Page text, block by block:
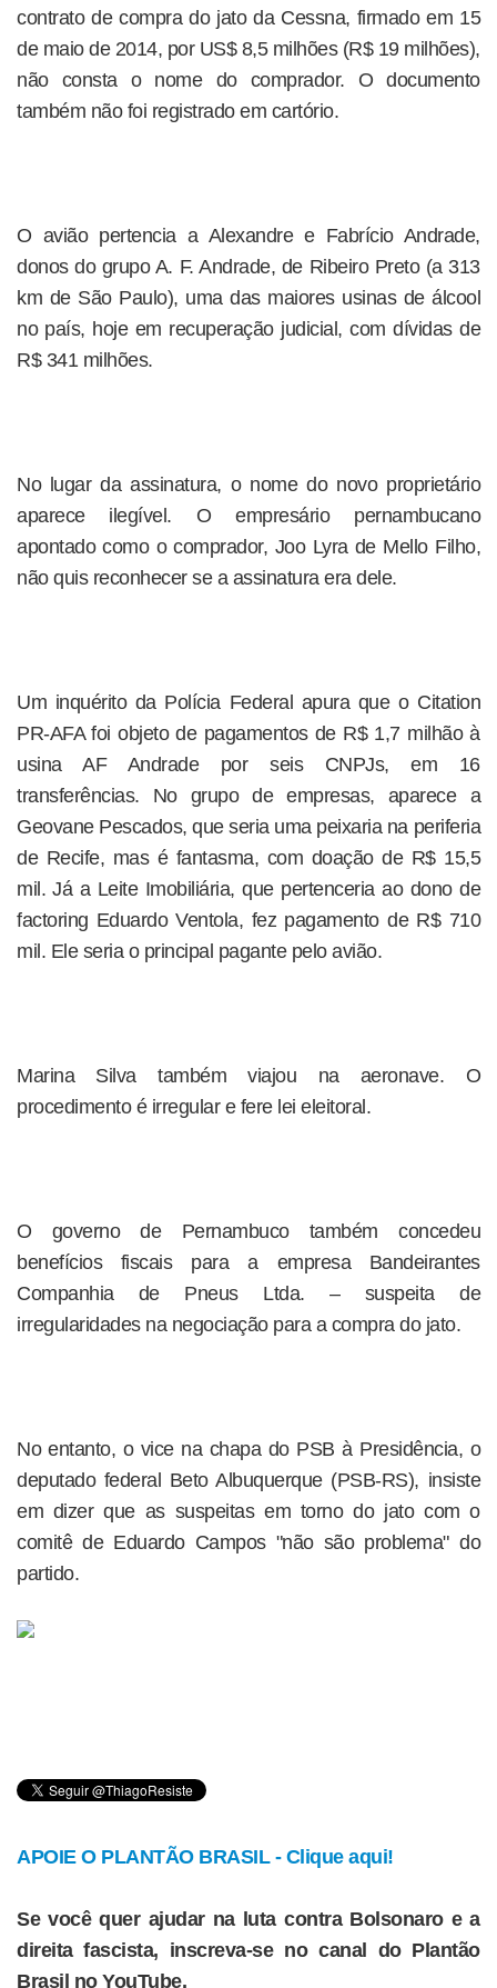
contrato de compra do jato da Cessna, firmado em 15
de maio de 2014, por US$ 8,5 milhões (R$ 19 milhões),
não consta o nome do comprador. O documento
também não foi registrado em cartório.
O avião pertencia a Alexandre e Fabrício Andrade,
donos do grupo A. F. Andrade, de Ribeiro Preto (a 313
km de São Paulo), uma das maiores usinas de álcool
no país, hoje em recuperação judicial, com dívidas de
R$ 341 milhões.
No lugar da assinatura, o nome do novo proprietário
aparece ilegível. O empresário pernambucano
apontado como o comprador, Joo Lyra de Mello Filho,
não quis reconhecer se a assinatura era dele.
Um inquérito da Polícia Federal apura que o Citation
PR-AFA foi objeto de pagamentos de R$ 1,7 milhão à
usina AF Andrade por seis CNPJs, em 16
transferências. No grupo de empresas, aparece a
Geovane Pescados, que seria uma peixaria na periferia
de Recife, mas é fantasma, com doação de R$ 15,5
mil. Já a Leite Imobiliária, que pertenceria ao dono de
factoring Eduardo Ventola, fez pagamento de R$ 710
mil. Ele seria o principal pagante pelo avião.
Marina Silva também viajou na aeronave. O
procedimento é irregular e fere lei eleitoral.
O governo de Pernambuco também concedeu
benefícios fiscais para a empresa Bandeirantes
Companhia de Pneus Ltda. – suspeita de
irregularidades na negociação para a compra do jato.
No entanto, o vice na chapa do PSB à Presidência, o
deputado federal Beto Albuquerque (PSB-RS), insiste
em dizer que as suspeitas em torno do jato com o
comitê de Eduardo Campos "não são problema" do
partido.
APOIE O PLANTÃO BRASIL - Clique aqui!
Se você quer ajudar na luta contra Bolsonaro e a
direita fascista, inscreva-se no canal do Plantão
Brasil no YouTube.